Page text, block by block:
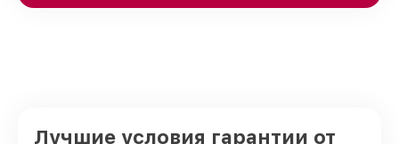
Лучшие условия гарантии от